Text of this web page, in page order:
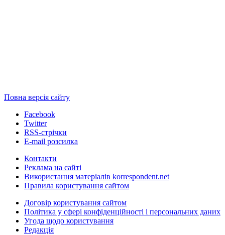
Повна версія сайту
Facebook
Twitter
RSS-стрічки
E-mail розсилка
Контакти
Реклама на сайті
Використання матеріалів korrespondent.net
Правила користування сайтом
Договір користування сайтом
Політика у сфері конфіденційності і персональних даних
Угода щодо користування
Редакція